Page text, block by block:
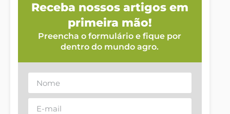
Receba nossos artigos em
primeira mão!
Preencha o formulário e fique por
dentro do mundo agro.